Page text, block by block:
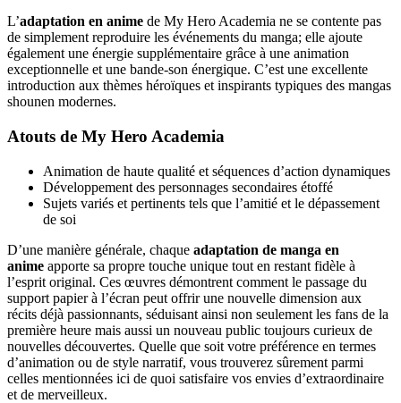
L’adaptation en anime de My Hero Academia ne se contente pas
de simplement reproduire les événements du manga; elle ajoute
également une énergie supplémentaire grâce à une animation
exceptionnelle et une bande-son énergique. C’est une excellente
introduction aux thèmes héroïques et inspirants typiques des mangas
shounen modernes.
Atouts de My Hero Academia
Animation de haute qualité et séquences d’action dynamiques
Développement des personnages secondaires étoffé
Sujets variés et pertinents tels que l’amitié et le dépassement
de soi
D’une manière générale, chaque adaptation de manga en
anime apporte sa propre touche unique tout en restant fidèle à
l’esprit original. Ces œuvres démontrent comment le passage du
support papier à l’écran peut offrir une nouvelle dimension aux
récits déjà passionnants, séduisant ainsi non seulement les fans de la
première heure mais aussi un nouveau public toujours curieux de
nouvelles découvertes. Quelle que soit votre préférence en termes
d’animation ou de style narratif, vous trouverez sûrement parmi
celles mentionnées ici de quoi satisfaire vos envies d’extraordinaire
et de merveilleux.